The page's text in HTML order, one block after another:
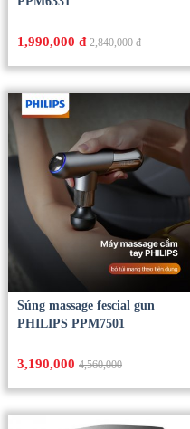
Máy Massage chân Philips
PPM6331
1,990,000 đ 2,840,000 đ
Súng massage fescial gun